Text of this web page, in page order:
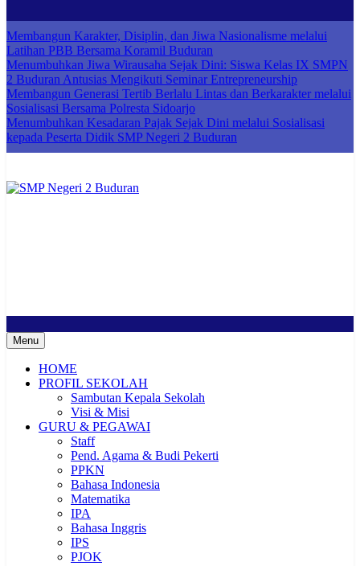
Membangun Karakter, Disiplin, dan Jiwa Nasionalisme melalui
Latihan PBB Bersama Koramil Buduran
Menumbuhkan Jiwa Wirausaha Sejak Dini: Siswa Kelas IX SMPN
2 Buduran Antusias Mengikuti Seminar Entrepreneurship
Membangun Generasi Tertib Berlalu Lintas dan Berkarakter melalui
Sosialisasi Bersama Polresta Sidoarjo
Menumbuhkan Kesadaran Pajak Sejak Dini melalui Sosialisasi
kepada Peserta Didik SMP Negeri 2 Buduran
Menu
HOME
PROFIL SEKOLAH
Sambutan Kepala Sekolah
Visi & Misi
GURU & PEGAWAI
Staff
Pend. Agama & Budi Pekerti
PPKN
Bahasa Indonesia
Matematika
IPA
Bahasa Inggris
IPS
PJOK